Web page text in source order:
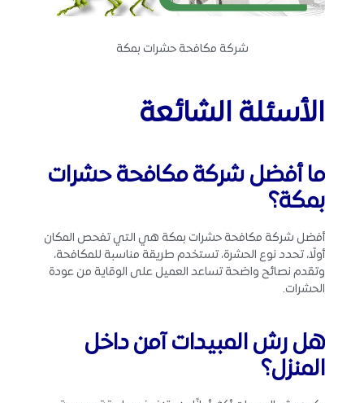
شركة مكافحة حشرات بمكة
الأسئلة الشائعة
ما أفضل شركة مكافحة حشرات
بمكة؟
أفضل شركة مكافحة حشرات بمكة هي التي تفحص المكان
أولًا، تحدد نوع الحشرة، تستخدم طريقة مناسبة للمكافحة،
وتقدم نصائح واضحة تساعد العميل على الوقاية من عودة
الحشرات.
هل رش المبيدات آمن داخل
المنزل؟